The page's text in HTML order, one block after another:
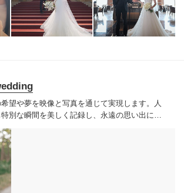
望や夢を映像と写真を通じて実現します。
人
別な瞬間を美しく記録し、永遠の思い出に変
お手伝いします。
な技術と心を込めたサービスでサポートしま